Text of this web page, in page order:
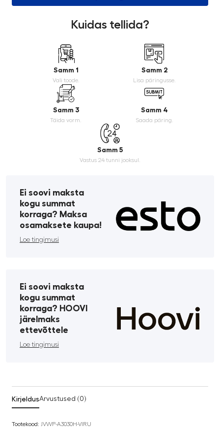
Kuidas tellida?
Samm 1
Vali toode.
Samm 2
Lisa päringusse.
Samm 3
Täida vorm.
Samm 4
Saada päring.
Samm 5
Vastus 24 tunni jooksul.
Ei soovi maksta
kogu summat
korraga? Maksa
osamaksete kaupa!
Loe tingimusi
Ei soovi maksta
kogu summat
korraga? HOOVI
järelmaks
ettevõttele
Loe tingimusi
KirjeldusArvustused (0)
Tootekood: JVWP-A3030H-VIRU